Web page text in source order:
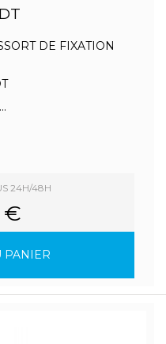
DE FIXATION
24H/48H
€
PANIER